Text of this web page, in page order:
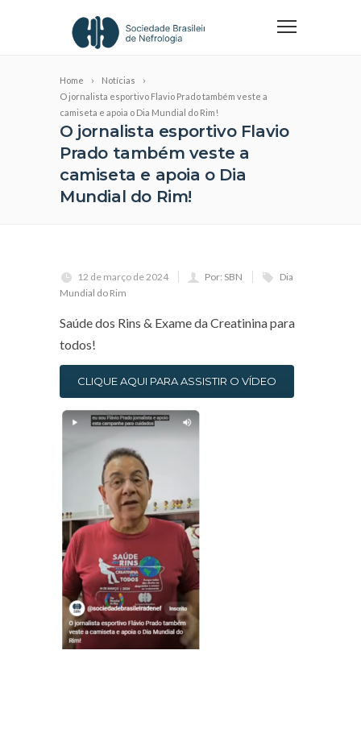
Home
Notícias
O jornalista esportivo Flavio Prado também veste a
camiseta e apoia o Dia Mundial do Rim!
O jornalista esportivo Flavio
Prado também veste a
camiseta e apoia o Dia
Mundial do Rim!
12 de março de 2024 Por: SBN
Dia
Mundial do Rim
Saúde dos Rins & Exame da Creatinina para
todos!
CLIQUE AQUI PARA ASSISTIR O VÍDEO